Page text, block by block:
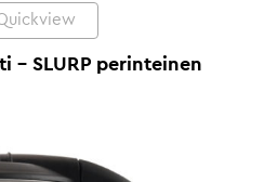
– SLURP perinteinen